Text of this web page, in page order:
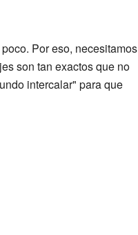
Por eso, necesitamos
son tan exactos que no
intercalar" para que